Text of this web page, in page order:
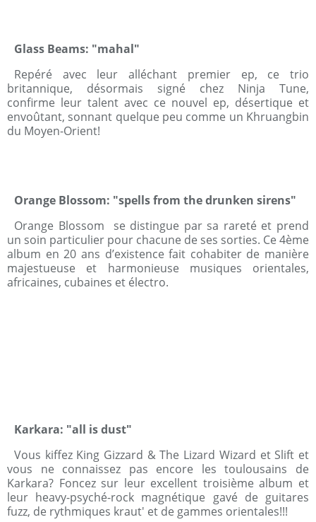
Glass Beams: "mahal"
Repéré avec leur alléchant premier ep, ce trio
britannique, désormais signé chez Ninja Tune,
confirme leur talent avec ce nouvel ep, désertique et
envoûtant, sonnant quelque peu comme un Khruangbin
du Moyen-Orient!
Orange Blossom: "spells from the drunken sirens"
Orange Blossom se distingue par sa rareté et prend
un soin particulier pour chacune de ses sorties. Ce 4ème
album en 20 ans d’existence fait cohabiter de manière
majestueuse et harmonieuse musiques orientales,
africaines, cubaines et électro.
Karkara: "all is dust"
Vous kiffez King Gizzard & The Lizard Wizard et Slift et
vous ne connaissez pas encore les toulousains de
Karkara? Foncez sur leur excellent troisième album et
leur heavy-psyché-rock magnétique gavé de guitares
fuzz, de rythmiques kraut' et de gammes orientales!!!